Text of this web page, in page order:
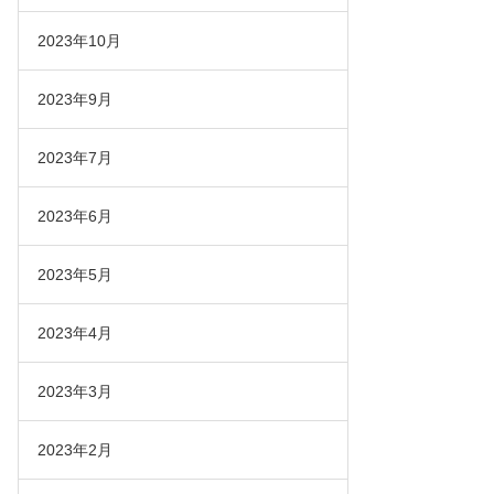
2023年10月
2023年9月
2023年7月
2023年6月
2023年5月
2023年4月
2023年3月
2023年2月